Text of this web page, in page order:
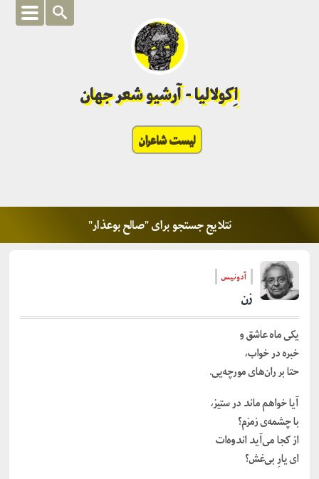
اِکولالیا - آرشیو شعر جهان
لیست شاعران
نتلایج جستجو برای "صالح بوعذار"
آدونیس
زن
یکی ماه عاشق و
خبره در خواب،
حتا بر ران‌های مورچه‌یی.
آیا خواهم ماند در ستیز،
با چشمه‌ی زمزم؟
از کجا می‌آید اندوه‌ات
ای یارِ بی‌غش؟